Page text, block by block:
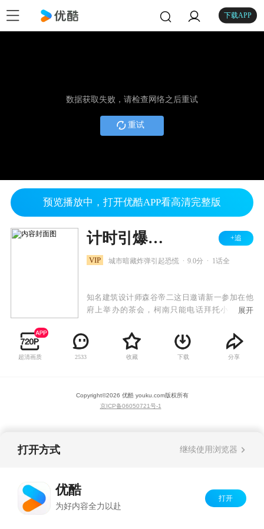
下载APP
数据获取失败，请检查网络之后重试
重试
预览播放中，打开优酷APP看高清完整版
计时引爆摩天楼 名侦探柯南剧场版第一部 +追
VIP 城市暗藏炸弹引起恐慌 9.0分 1话全
知名建筑设计师森谷帝二这日邀请新一参加在他
府上举办的茶会，柯南只能电话拜托小兰。柯
对称的宏伟建筑吸引。衣香鬓影的茶会上，森谷
帝二令人诧异地大声攻击年轻设计师，讲建筑的
美学准则要被他们破坏殆尽。柯南在规定时间内
多岁初成名时的作品不够对称称不上完美，并从
小兰口中打探到她要与新一在米花大楼约会为新
展开
超清画质 2533 收藏 下载 分享
Copyright©2026 优酷 youku.com版权所有
京ICP备06050721号-1
打开方式 继续使用浏览器
优酷
为好内容全力以赴
打开